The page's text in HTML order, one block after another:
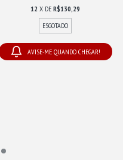
12 X DER$130,29
ESGOTADO
AVISE-ME QUANDO CHEGAR!